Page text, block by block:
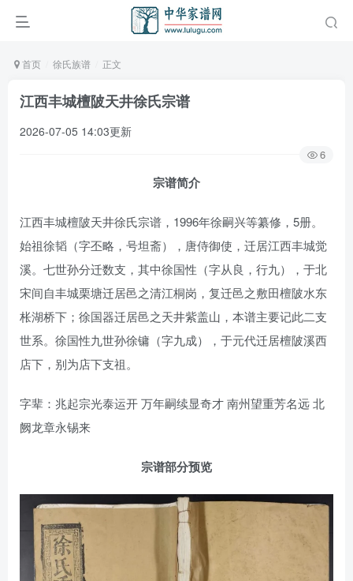
首页 徐氏族谱 正文
江西丰城檀陂天井徐氏宗谱
2026-07-05 14:03更新
6
宗谱简介
江西丰城檀陂天井徐氏宗谱，1996年徐嗣兴等纂修，5册。
始祖徐韬（字丕略，号坦斋），唐侍御使，迁居江西丰城觉
溪。七世孙分迁数支，其中徐国性（字从良，行九），于北
宋间自丰城栗塘迁居邑之清江桐岗，复迁邑之敷田檀陂水东
枨湖桥下；徐国器迁居邑之天井紫盖山，本谱主要记此二支
世系。徐国性九世孙徐镛（字九成），于元代迁居檀陂溪西
店下，别为店下支祖。
字辈：兆起宗光泰运开 万年嗣续显奇才 南州望重芳名远 北
阙龙章永锡来
宗谱部分预览